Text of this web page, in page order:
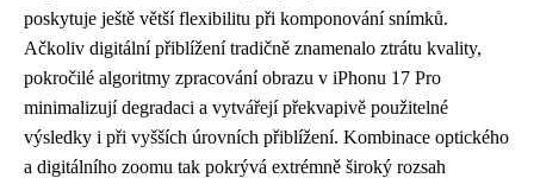
poskytuje ještě větší flexibilitu při komponování snímků.
Ačkoliv digitální přiblížení tradičně znamenalo ztrátu kvality,
pokročilé algoritmy zpracování obrazu v iPhonu 17 Pro
minimalizují degradaci a vytvářejí překvapivě použitelné
výsledky i při vyšších úrovních přiblížení. Kombinace optického
a digitálního zoomu tak pokrývá extrémně široký rozsah